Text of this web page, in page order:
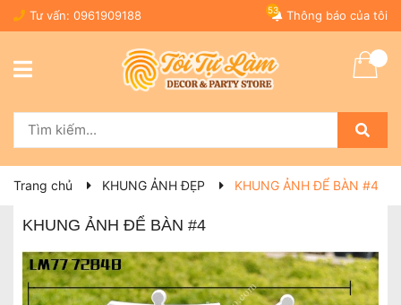
Tư vấn: 0961909188 Thông báo của tôi
53
Trang chủ KHUNG ẢNH ĐẸP KHUNG ẢNH ĐỂ BÀN #4
KHUNG ẢNH ĐỂ BÀN #4